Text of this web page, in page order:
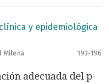
y epidemiológica
Milena
193-196
adecuada del p-